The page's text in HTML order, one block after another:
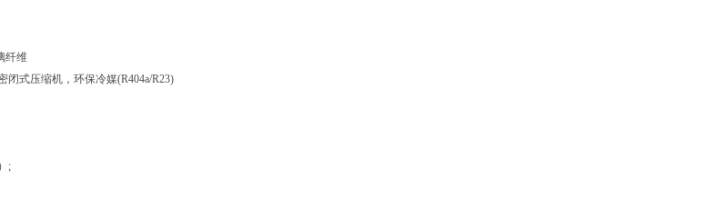
纤维
闭式压缩机，环保冷媒(R404a/R23)
;